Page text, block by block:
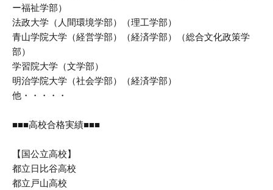
ー福祉学部）
法政大学（人間環境学部）（理工学部）
青山学院大学（経営学部）（経済学部）（総合文化政策学
部）
学習院大学（文学部）
明治学院大学（社会学部）（経済学部）
他・・・・・
■■■高校合格実績■■■
【国公立高校】
都立日比谷高校
都立戸山高校